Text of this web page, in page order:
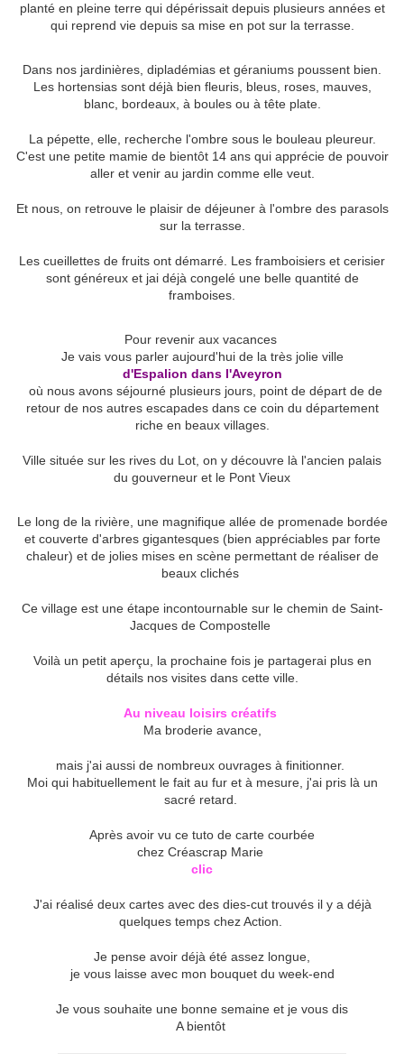
planté en pleine terre qui dépérissait depuis plusieurs années et
qui reprend vie depuis sa mise en pot sur la terrasse.
Dans nos jardinières, dipladémias et géraniums poussent bien.
Les hortensias sont déjà bien fleuris, bleus, roses, mauves,
blanc, bordeaux, à boules ou à tête plate.
La pépette, elle, recherche l'ombre sous le bouleau pleureur.
C'est une petite mamie de bientôt 14 ans qui apprécie de pouvoir
aller et venir au jardin comme elle veut.
Et nous, on retrouve le plaisir de déjeuner à l'ombre des parasols
sur la terrasse.
Les cueillettes de fruits ont démarré. Les framboisiers et cerisier
sont généreux et jai déjà congelé une belle quantité de
framboises.
Pour revenir aux vacances
Je vais vous parler aujourd'hui de la très jolie ville
d'Espalion dans l'Aveyron
où nous avons séjourné plusieurs jours, point de départ de de
retour de nos autres escapades dans ce coin du département
riche en beaux villages.
Ville située sur les rives du Lot, on y découvre là l'ancien palais
du gouverneur et le Pont Vieux
Le long de la rivière, une magnifique allée de promenade bordée
et couverte d'arbres gigantesques (bien appréciables par forte
chaleur) et de jolies mises en scène permettant de réaliser de
beaux clichés
Ce village est une étape incontournable sur le chemin de Saint-
Jacques de Compostelle
Voilà un petit aperçu, la prochaine fois je partagerai plus en
détails nos visites dans cette ville.
Au niveau loisirs créatifs
Ma broderie avance,
mais j'ai aussi de nombreux ouvrages à finitionner.
Moi qui habituellement le fait au fur et à mesure, j'ai pris là un
sacré retard.
Après avoir vu ce tuto de carte courbée
chez Créascrap Marie
clic
J'ai réalisé deux cartes avec des dies-cut trouvés il y a déjà
quelques temps chez Action.
Je pense avoir déjà été assez longue,
je vous laisse avec mon bouquet du week-end
Je vous souhaite une bonne semaine et je vous dis
A bientôt